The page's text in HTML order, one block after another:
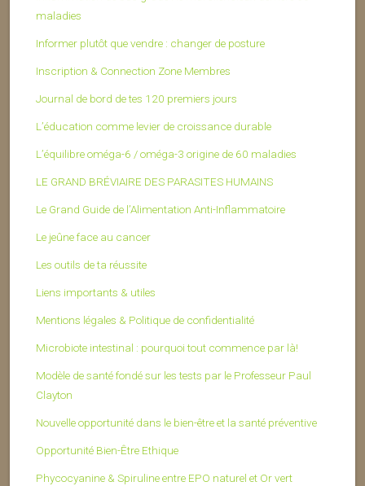
maladies
Informer plutôt que vendre : changer de posture
Inscription & Connection Zone Membres
Journal de bord de tes 120 premiers jours
L’éducation comme levier de croissance durable
L’équilibre oméga-6 / oméga-3 origine de 60 maladies
LE GRAND BRÉVIAIRE DES PARASITES HUMAINS
Le Grand Guide de l’Alimentation Anti-Inflammatoire
Le jeûne face au cancer
Les outils de ta réussite
Liens importants & utiles
Mentions légales & Politique de confidentialité
Microbiote intestinal : pourquoi tout commence par là!
Modèle de santé fondé sur les tests par le Professeur Paul
Clayton
Nouvelle opportunité dans le bien-être et la santé préventive
Opportunité Bien-Être Ethique
Phycocyanine & Spiruline entre EPO naturel et Or vert